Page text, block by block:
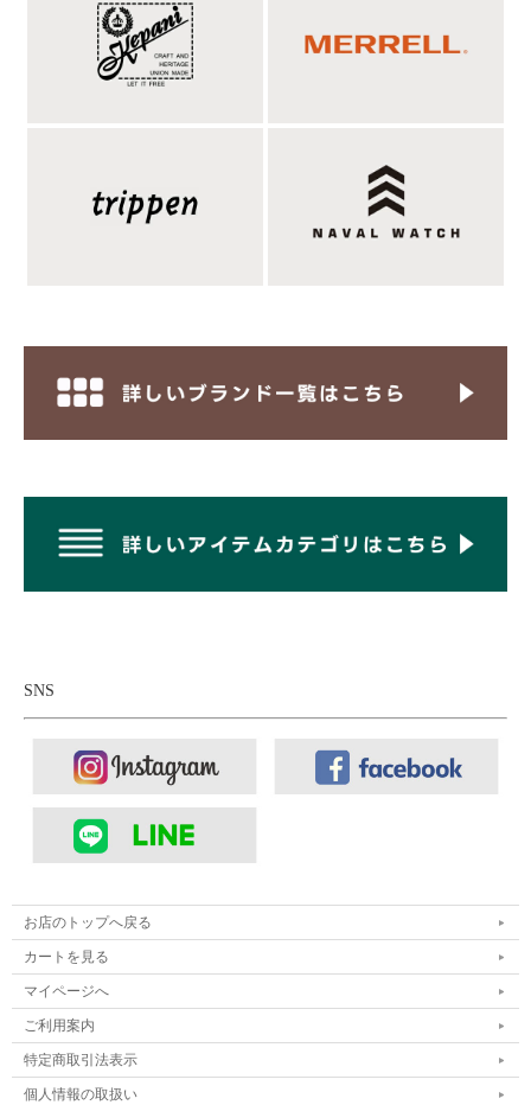
■アウター：
テンジャケット
■ボトムス：
ツ タックパンツ
SNS
お店のトップへ戻る
カートを見る
マイページへ
ご利用案内
特定商取引法表示
個人情報の取扱い